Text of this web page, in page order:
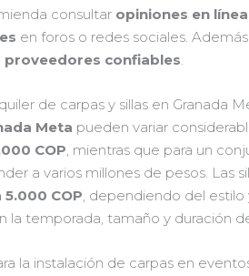
consultar opiniones en línea
en foros o redes sociales.
proveedores confiables.
de carpas y sillas en Granada
Meta pueden variar
COP, mientras que para un
a varios millones de pesos. Las
COP, dependiendo del estilo
la temporada, tamaño y duración
la instalación de carpas en